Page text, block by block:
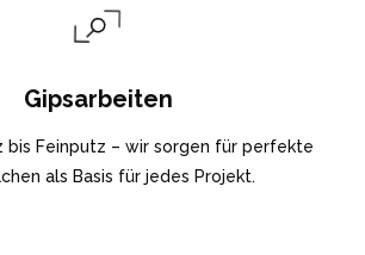
Gipsarbeiten
bis Feinputz – wir sorgen für perfekte
als Basis für jedes Projekt.